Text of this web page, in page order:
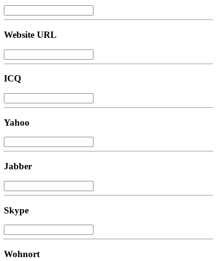
Website URL
ICQ
Yahoo
Jabber
Skype
Wohnort